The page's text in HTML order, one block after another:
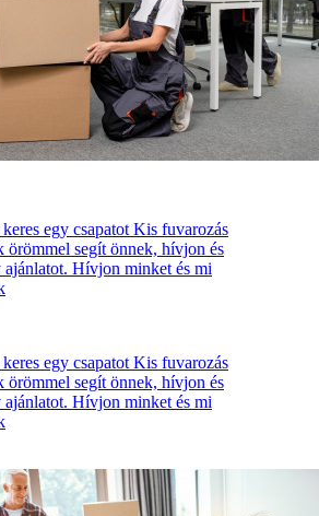
egy csapatot Kis fuvarozás
örömmel segít önnek, hívjon és
ajánlatot. Hívjon minket és mi
egy csapatot Kis fuvarozás
örömmel segít önnek, hívjon és
ajánlatot. Hívjon minket és mi